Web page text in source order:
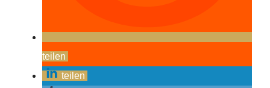
teilen
teilen